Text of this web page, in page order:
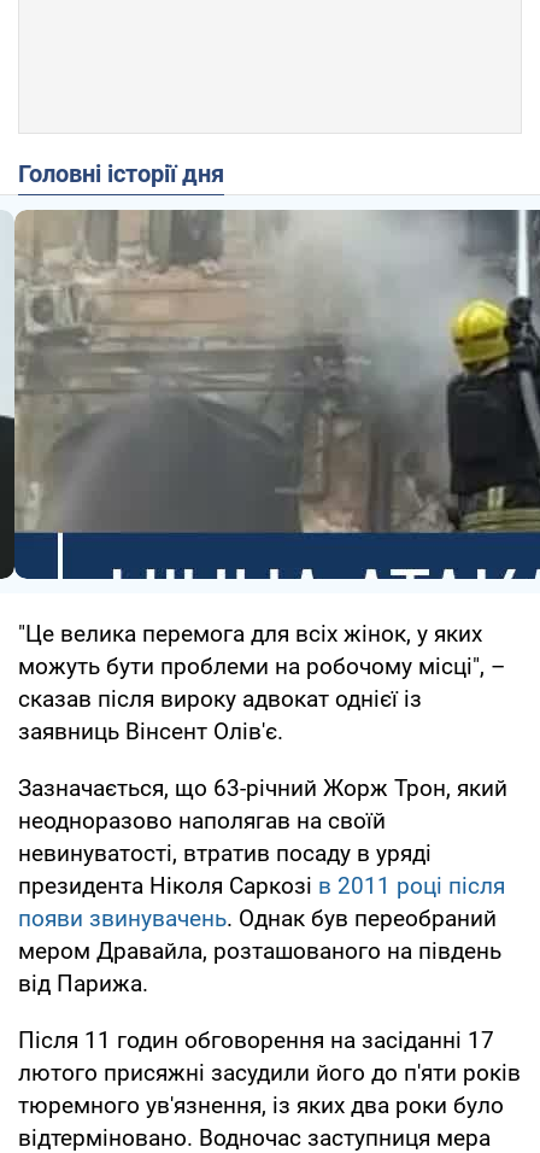
Головні історії дня
"Це велика перемога для всіх жінок, у яких
можуть бути проблеми на робочому місці", –
сказав після вироку адвокат однієї із
заявниць Вінсент Олів'є.
Зазначається, що 63-річний Жорж Трон, який
неодноразово наполягав на своїй
невинуватості, втратив посаду в уряді
президента Ніколя Саркозі в 2011 році після
появи звинувачень. Однак був переобраний
мером Дравайла, розташованого на південь
від Парижа.
Після 11 годин обговорення на засіданні 17
лютого присяжні засудили його до п'яти років
тюремного ув'язнення, із яких два роки було
відтерміновано. Водночас заступниця мера